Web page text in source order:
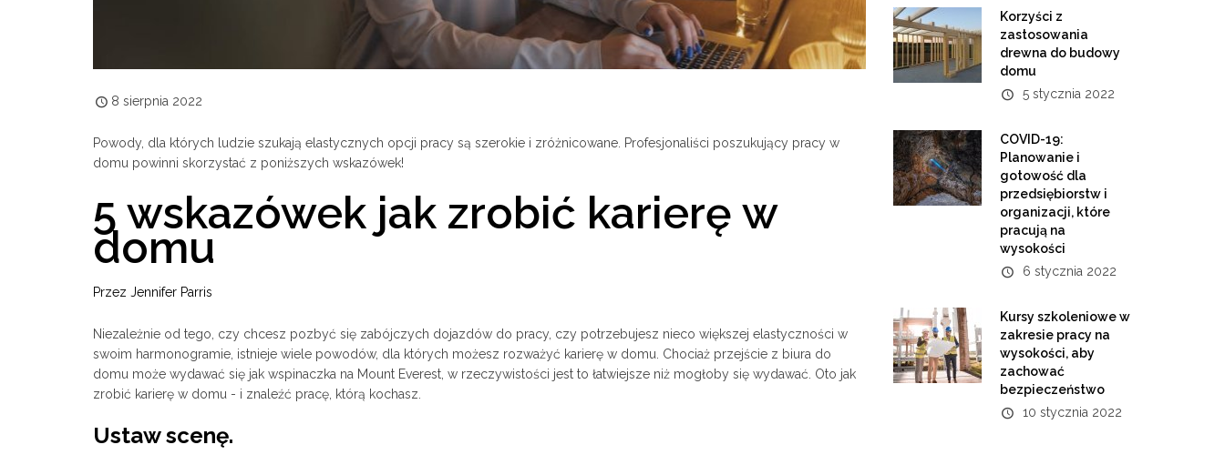
8 sierpnia 2022
Powody, dla których ludzie szukają elastycznych opcji pracy są szerokie i zróżnicowane. Profesjonaliści poszukujący pracy w
domu powinni skorzystać z poniższych wskazówek!
5 wskazówek jak zrobić karierę w
domu
Przez Jennifer Parris
Niezależnie od tego, czy chcesz pozbyć się zabójczych dojazdów do pracy, czy potrzebujesz nieco większej elastyczności w
swoim harmonogramie, istnieje wiele powodów, dla których możesz rozważyć karierę w domu. Chociaż przejście z biura do
domu może wydawać się jak wspinaczka na Mount Everest, w rzeczywistości jest to łatwiejsze niż mogłoby się wydawać. Oto jak
zrobić karierę w domu - i znaleźć pracę, którą kochasz.
Ustaw scenę.
Korzyści z
zastosowania
drewna do budowy
domu
5 stycznia 2022
COVID-19:
Planowanie i
gotowość dla
przedsiębiorstw i
organizacji, które
pracują na
wysokości
6 stycznia 2022
Kursy szkoleniowe w
zakresie pracy na
wysokości, aby
zachować
bezpieczeństwo
10 stycznia 2022